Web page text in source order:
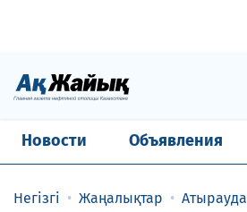
Новости Объявления
Негізгі Жаңалықтар Атырауда